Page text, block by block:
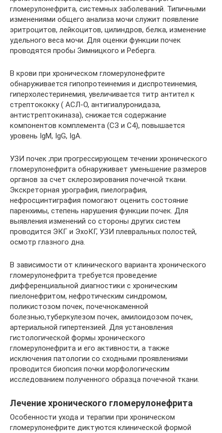
гломерулонефрита, системных заболеваний. Типичными
изменениями общего анализа мочи служит появление
эритроцитов, лейкоцитов, цилиндров, белка, изменение
удельного веса мочи. Для оценки функции почек
проводятся пробы Зимницкого и Реберга.
В крови при хроническом гломерулонефрите
обнаруживается гипопротеинемия и диспротеинемия,
гиперхолестеринемия, увеличивается титр антител к
стрептококку ( АСЛ-О, антигиалуронидаза,
антистрептокиназа), снижается содержание
компонентов комплемента (СЗ и С4), повышается
уровень IgM, IgG, IgА.
УЗИ почек ;при прогрессирующем течении хронического
гломерулонефрита обнаруживает уменьшение размеров
органов за счет склерозирования почечной ткани.
Экскреторная урография, пиелография,
нефросцинтиграфия помогают оценить состояние
паренхимы, степень нарушения функции почек. Для
выявления изменений со стороны других систем
проводится ЭКГ и ЭхоКГ, УЗИ плевральных полостей,
осмотр глазного дна.
В зависимости от клинического варианта хронического
гломерулонефрита требуется проведение
дифференциальной диагностики с хроническим
пиелонефритом, нефротическим синдромом,
поликистозом почек, почечнокаменной
болезнью,туберкулезом почек, амилоидозом почек,
артериальной гипертензией. Для установления
гистологической формы хронического
гломерулонефрита и его активности, а также
исключения патологии со сходными проявлениями
проводится биопсия почки морфологическим
исследованием полученного образца почечной ткани.
Лечение хронического гломерулонефрита
Особенности ухода и терапии при хроническом
гломерулонефрите диктуются клинической формой